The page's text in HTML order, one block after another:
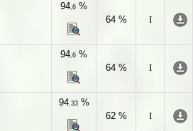
94,6 %
64 %
I
94,6 %
64 %
I
94,33%
62 %
I